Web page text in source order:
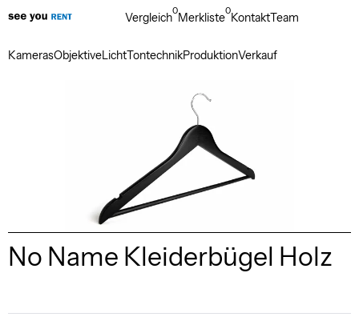
KamerasObjektiveLichtTontechnikProduktionVerkauf
Vergleich0Merkliste0KontaktTeam
No Name Kleiderbügel Holz